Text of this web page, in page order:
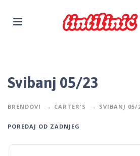
Svibanj 05/23
BRENDOVI CARTER'S SVIBANJ 05/
POREDAJ OD ZADNJEG